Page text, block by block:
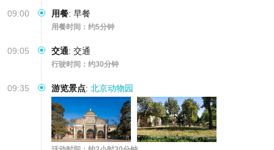
09:00 用餐: 早餐
用餐时间：约5分钟
09:05 交通: 交通
行驶时间：约30分钟
09:35 游览景点: 北京动物园